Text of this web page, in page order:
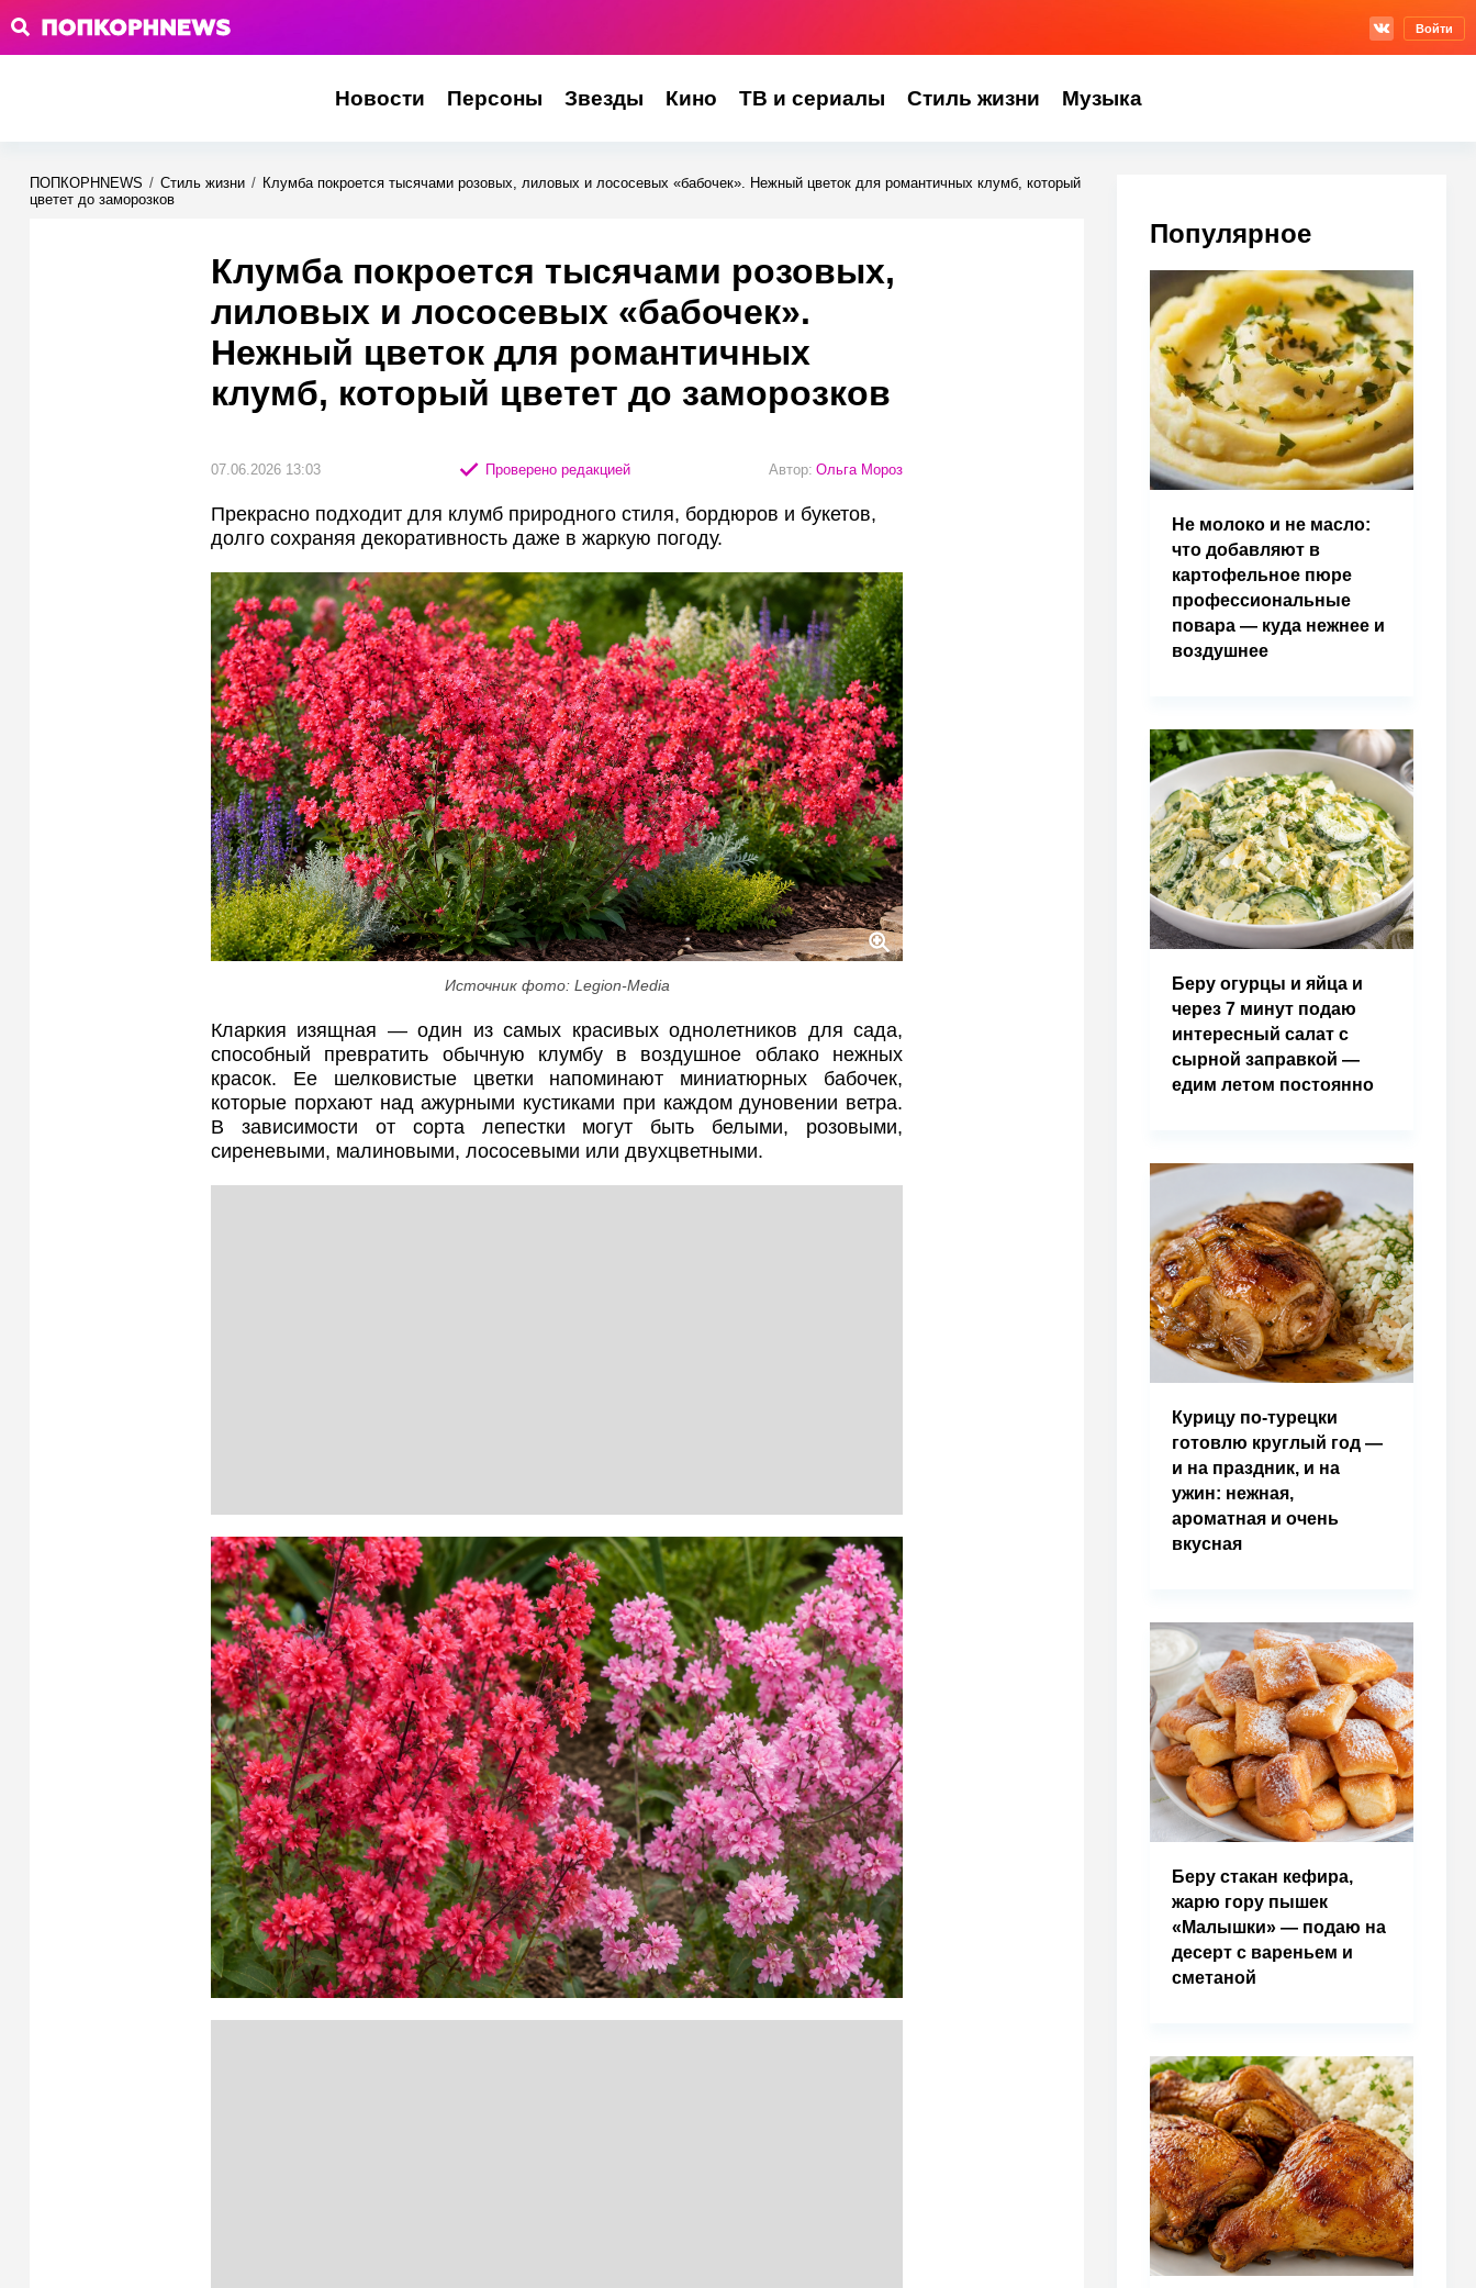
Войти
Новости Персоны Звезды Кино ТВ и сериалы Стиль жизни Музыка
ПОПКОРНNEWS / Стиль жизни / Клумба покроется тысячами розовых, лиловых и лососевых «бабочек». Нежный цветок для романтичных клумб, который
цветет до заморозков
Клумба покроется тысячами розовых,
лиловых и лососевых «бабочек».
Нежный цветок для романтичных
клумб, который цветет до заморозков
07.06.2026 13:03 Проверено редакцией Автор: Ольга Мороз
Прекрасно подходит для клумб природного стиля, бордюров и букетов,
долго сохраняя декоративность даже в жаркую погоду.
Источник фото: Legion-Media
Кларкия изящная — один из самых красивых однолетников для сада,
способный превратить обычную клумбу в воздушное облако нежных
красок. Ее шелковистые цветки напоминают миниатюрных бабочек,
которые порхают над ажурными кустиками при каждом дуновении ветра.
В зависимости от сорта лепестки могут быть белыми, розовыми,
сиреневыми, малиновыми, лососевыми или двухцветными.
Популярное
Не молоко и не масло:
что добавляют в
картофельное пюре
профессиональные
повара — куда нежнее и
воздушнее
Беру огурцы и яйца и
через 7 минут подаю
интересный салат с
сырной заправкой —
едим летом постоянно
Курицу по-турецки
готовлю круглый год —
и на праздник, и на
ужин: нежная,
ароматная и очень
вкусная
Беру стакан кефира,
жарю гору пышек
«Малышки» — подаю на
десерт с вареньем и
сметаной